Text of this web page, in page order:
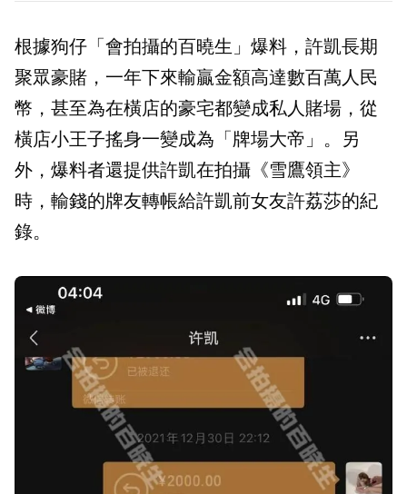
根據狗仔「會拍攝的百曉生」爆料，許凱長期
聚眾豪賭，一年下來輸贏金額高達數百萬人民
幣，甚至為在橫店的豪宅都變成私人賭場，從
橫店小王子搖身一變成為「牌場大帝」。另
外，爆料者還提供許凱在拍攝《雪鷹領主》
時，輸錢的牌友轉帳給許凱前女友許荔莎的紀
錄。